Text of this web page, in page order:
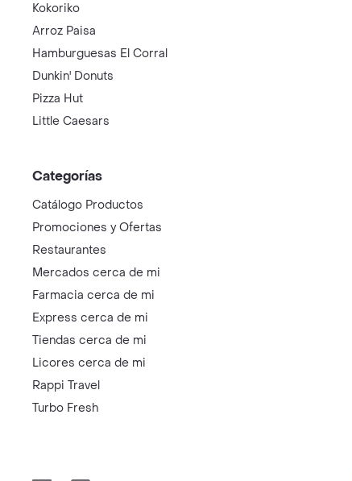
Kokoriko
Arroz Paisa
Hamburguesas El Corral
Dunkin' Donuts
Pizza Hut
Little Caesars
Categorías
Catálogo Productos
Promociones y Ofertas
Restaurantes
Mercados cerca de mi
Farmacia cerca de mi
Express cerca de mi
Tiendas cerca de mi
Licores cerca de mi
Rappi Travel
Turbo Fresh